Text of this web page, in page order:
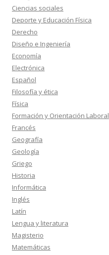
Ciencias sociales
Deporte y Educación Física
Derecho
Diseño e Ingeniería
Economía
Electrónica
Español
Filosofía y ética
Física
Formación y Orientación Laboral
Francés
Geografía
Geología
Griego
Historia
Informática
Inglés
Latín
Lengua y literatura
Magisterio
Matemáticas